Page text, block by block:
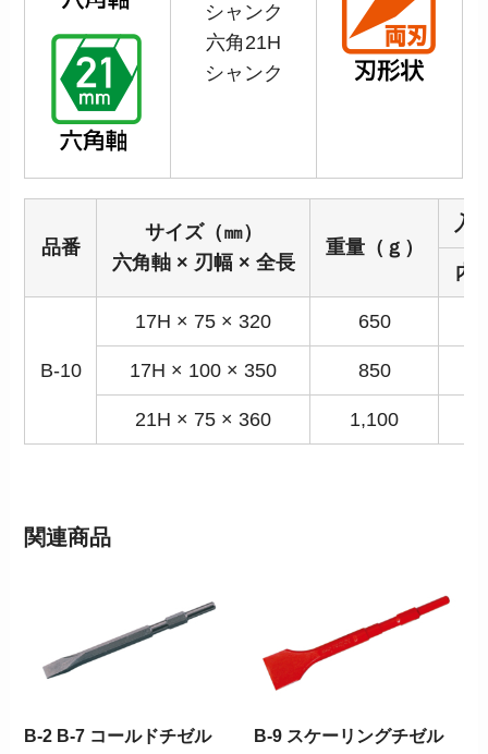
シャンク
六角21H
シャンク
品番
サイズ（㎜）
六角軸 × 刃幅 × 全長
重量（ｇ）
入
内
B-10
17H × 75 × 320 650
17H × 100 × 350 850
21H × 75 × 360 1,100
関連商品
B-2 B-7 コールドチゼル B-9 スケーリングチゼル